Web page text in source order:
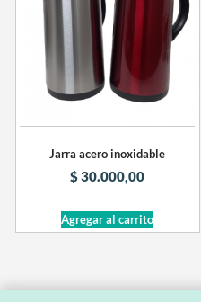
Jarra acero inoxidable
$30.000,00
Agregar al carrito